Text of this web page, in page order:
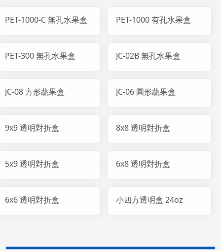
PET-1000-C 無孔水果盒 PET-1000 有孔水果盒
PET-300 無孔水果盒 JC-02B 無孔水果盒
JC-08 方形蔬果盒 JC-06 圓形蔬果盒
9x9 透明對折盒 8x8 透明對折盒
5x9 透明對折盒 6x8 透明對折盒
6x6 透明對折盒 小四方透明盒 24oz